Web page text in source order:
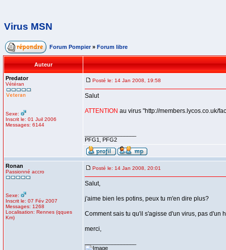
Virus MSN
Forum Pompier » Forum libre
Auteur
Predator
Vétéran
Sexe:
Inscrit le: 01 Juil 2006
Messages: 6144
Posté le: 14 Jan 2008, 19:58
Salut
ATTENTION au virus "http://members.lycos.co.uk/
PFG1, PFG2
Ronan
Passionné accro
Sexe:
Inscrit le: 07 Fév 2007
Messages: 1268
Localisation: Rennes (qques
Km)
Posté le: 14 Jan 2008, 20:01
Salut,
j'aime bien les potins, peux tu m'en dire plus?
Comment sais tu qu'il s'agisse d'un virus, pas d'un
merci,